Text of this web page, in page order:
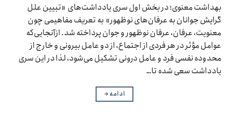
بهداشت معنوی؛ در بخش اول سری یادداشت‌های «تبیین علل
گرایش جوانان به عرفان‌های نوظهور» به تعریف مفاهیمی چون
معنویت، عرفان، عرفان نوظهور و جوان پرداخته شد. ازآنجایی‌که
عوامل مؤثر در هر فردی از اجتماع، از دو عامل بیرونی و خارج از
محدوده نفسی فرد و عامل درونی تشکیل می‌شود، لذا در این سری
یادداشت سعی شده تا…
ادامه→